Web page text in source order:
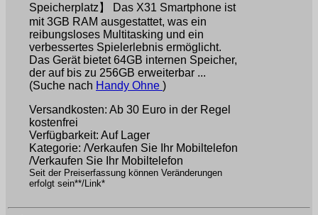
Speicherplatz】 Das X31 Smartphone ist
mit 3GB RAM ausgestattet, was ein
reibungsloses Multitasking und ein
verbessertes Spielerlebnis ermöglicht.
Das Gerät bietet 64GB internen Speicher,
der auf bis zu 256GB erweiterbar ...
(Suche nach Handy Ohne )
Versandkosten: Ab 30 Euro in der Regel
kostenfrei
Verfügbarkeit: Auf Lager
Kategorie: /Verkaufen Sie Ihr Mobiltelefon
/Verkaufen Sie Ihr Mobiltelefon
Seit der Preiserfassung können Veränderungen
erfolgt sein**/Link*